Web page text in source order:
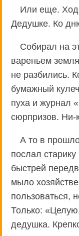
Или еще.
Дедушке. Ко
Собирал на
вареньем
не разбились.
бумажный
пуха и журнал
сюрпризов. Ни-
А то в
послал
быстрей
мыло
пользоваться,
Только:
дедушка.